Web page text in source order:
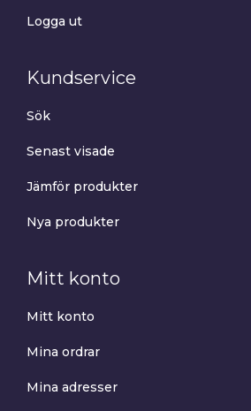
Logga ut
Kundservice
Sök
Senast visade
Jämför produkter
Nya produkter
Mitt konto
Mitt konto
Mina ordrar
Mina adresser